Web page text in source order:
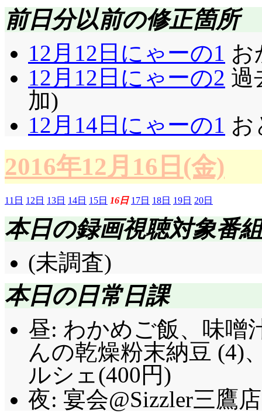
前日分以前の修正箇所
12月12日にゃーの1 お
12月12日にゃーの2 過
加)
12月14日にゃーの1 お
2016年12月16日(金)
11日 12日 13日 14日 15日 16日 17日 18日 19日 20日
本日の録画視聴対象番組
(未調査)
本日の日常日課
昼: わかめご飯、味噌
んの乾燥粉末納豆 (4)
ルシェ(400円)
夜: 宴会@Sizzler三鷹店